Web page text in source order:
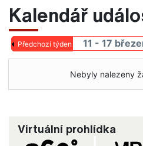
Kalendář
Předchozí týden 11 - 17
Nebyly nalezeny
Virtuální prohlídka